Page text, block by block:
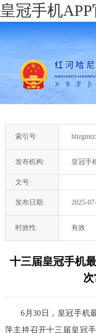
皇冠手机APP
索引号:
发布机构: 皇冠手
文号:
发布日期: 2025-
时效性: 有效
十三届皇冠手机
6月30日，皇冠手机
萍主持召开十三届皇冠